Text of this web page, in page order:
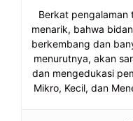
Berkat pengalaman
menarik, bahwa
berkembang dan
menurutnya, akan
dan mengedukasi
Mikro, Kecil, dan